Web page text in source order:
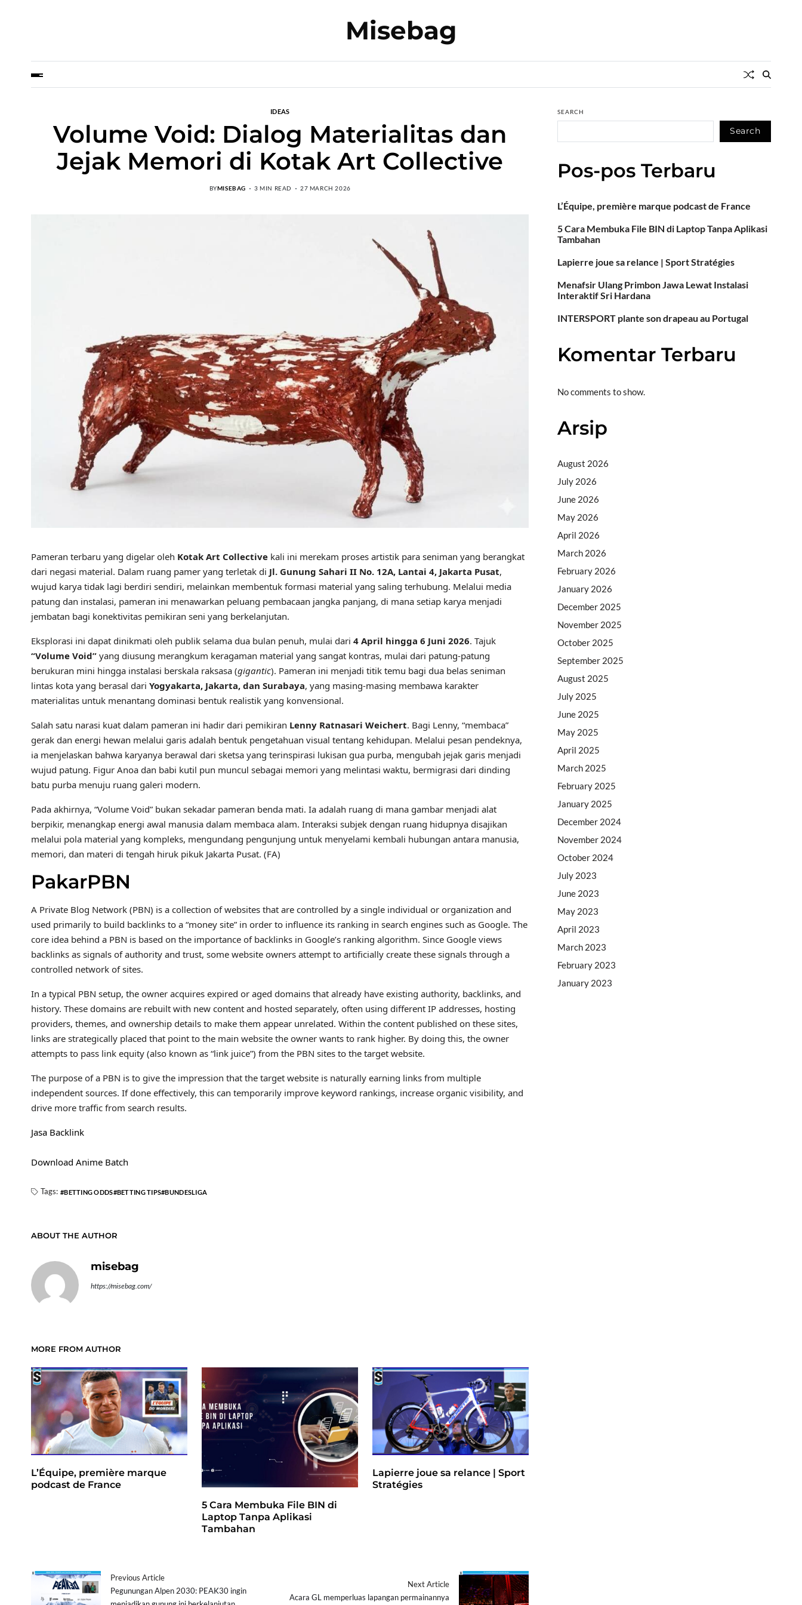
Misebag
IDEAS
Volume Void: Dialog Materialitas dan
Jejak Memori di Kotak Art Collective
BYMISEBAG 3 MIN READ 27 MARCH 2026
Pameran terbaru yang digelar oleh Kotak Art Collective kali ini merekam proses artistik para seniman yang berangkat
dari negasi material. Dalam ruang pamer yang terletak di Jl. Gunung Sahari II No. 12A, Lantai 4, Jakarta Pusat,
wujud karya tidak lagi berdiri sendiri, melainkan membentuk formasi material yang saling terhubung. Melalui media
patung dan instalasi, pameran ini menawarkan peluang pembacaan jangka panjang, di mana setiap karya menjadi
jembatan bagi konektivitas pemikiran seni yang berkelanjutan.
​Eksplorasi ini dapat dinikmati oleh publik selama dua bulan penuh, mulai dari 4 April hingga 6 Juni 2026. Tajuk
“Volume Void” yang diusung merangkum keragaman material yang sangat kontras, mulai dari patung-patung
berukuran mini hingga instalasi berskala raksasa (gigantic). Pameran ini menjadi titik temu bagi dua belas seniman
lintas kota yang berasal dari Yogyakarta, Jakarta, dan Surabaya, yang masing-masing membawa karakter
materialitas untuk menantang dominasi bentuk realistik yang konvensional.
​Salah satu narasi kuat dalam pameran ini hadir dari pemikiran Lenny Ratnasari Weichert. Bagi Lenny, “membaca”
gerak dan energi hewan melalui garis adalah bentuk pengetahuan visual tentang kehidupan. Melalui pesan pendeknya,
ia menjelaskan bahwa karyanya berawal dari sketsa yang terinspirasi lukisan gua purba, mengubah jejak garis menjadi
wujud patung. Figur Anoa dan babi kutil pun muncul sebagai memori yang melintasi waktu, bermigrasi dari dinding
batu purba menuju ruang galeri modern.
​Pada akhirnya, “Volume Void” bukan sekadar pameran benda mati. Ia adalah ruang di mana gambar menjadi alat
berpikir, menangkap energi awal manusia dalam membaca alam. Interaksi subjek dengan ruang hidupnya disajikan
melalui pola material yang kompleks, mengundang pengunjung untuk menyelami kembali hubungan antara manusia,
memori, dan materi di tengah hiruk pikuk Jakarta Pusat. (FA)
PakarPBN
A Private Blog Network (PBN) is a collection of websites that are controlled by a single individual or organization and
used primarily to build backlinks to a “money site” in order to influence its ranking in search engines such as Google. The
core idea behind a PBN is based on the importance of backlinks in Google’s ranking algorithm. Since Google views
backlinks as signals of authority and trust, some website owners attempt to artificially create these signals through a
controlled network of sites.
In a typical PBN setup, the owner acquires expired or aged domains that already have existing authority, backlinks, and
history. These domains are rebuilt with new content and hosted separately, often using different IP addresses, hosting
providers, themes, and ownership details to make them appear unrelated. Within the content published on these sites,
links are strategically placed that point to the main website the owner wants to rank higher. By doing this, the owner
attempts to pass link equity (also known as “link juice”) from the PBN sites to the target website.
The purpose of a PBN is to give the impression that the target website is naturally earning links from multiple
independent sources. If done effectively, this can temporarily improve keyword rankings, increase organic visibility, and
drive more traffic from search results.
Jasa Backlink
Download Anime Batch
Tags: BETTING ODDS BETTING TIPS BUNDESLIGA
ABOUT THE AUTHOR
misebag
https://misebag.com/
MORE FROM AUTHOR
L’Équipe, première marque
podcast de France
5 Cara Membuka File BIN di
Laptop Tanpa Aplikasi
Tambahan
Lapierre joue sa relance | Sport
Stratégies
Previous Article
Pegunungan Alpen 2030: PEAK30 ingin
Next Article
Acara GL memperluas lapangan permainannya
SEARCH
Search
Pos-pos Terbaru
L’Équipe, première marque podcast de France
5 Cara Membuka File BIN di Laptop Tanpa Aplikasi
Tambahan
Lapierre joue sa relance | Sport Stratégies
Menafsir Ulang Primbon Jawa Lewat Instalasi
Interaktif Sri Hardana
INTERSPORT plante son drapeau au Portugal
Komentar Terbaru
No comments to show.
Arsip
August 2026
July 2026
June 2026
May 2026
April 2026
March 2026
February 2026
January 2026
December 2025
November 2025
October 2025
September 2025
August 2025
July 2025
June 2025
May 2025
April 2025
March 2025
February 2025
January 2025
December 2024
November 2024
October 2024
July 2023
June 2023
May 2023
April 2023
March 2023
February 2023
January 2023